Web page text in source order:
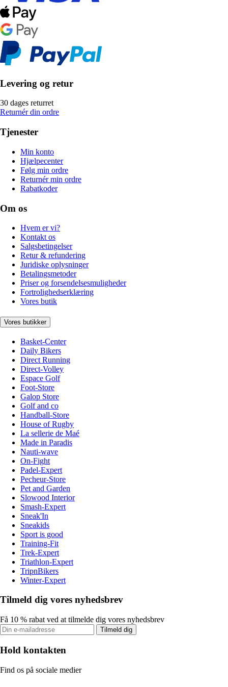
Levering og retur
30 dages returret
Returnér din ordre
Tjenester
Min konto
Hjælpecenter
Følg min ordre
Returnér min ordre
Rabatkoder
Om os
Hvem er vi?
Kontakt os
Salgsbetingelser
Retur & refundering
Juridiske oplysninger
Betalingsmetoder
Priser og forsendelsesmuligheder
Fortrolighedserklæring
Vores butik
Vores butikker
Basket-Center
Daily Bikers
Direct Running
Direct-Volley
Espace Golf
Foot-Store
Galop Store
Golf and co
Handball-Store
House of Rugby
La sellerie de Maé
Made in Paradis
Nauti-wave
On-Fight
Padel-Expert
Pecheur-Store
Pet and Garden
Slowood Interior
Smash-Expert
Sneak'In
Sneakids
Sport is good
Training-Fit
Trek-Expert
Triathlon-Expert
TripnBikers
Winter-Expert
Tilmeld dig vores nyhedsbrev
Få 10 % rabat ved at tilmelde dig vores nyhedsbrev
Tilmeld dig
Hold kontakten
Find os på sociale medier